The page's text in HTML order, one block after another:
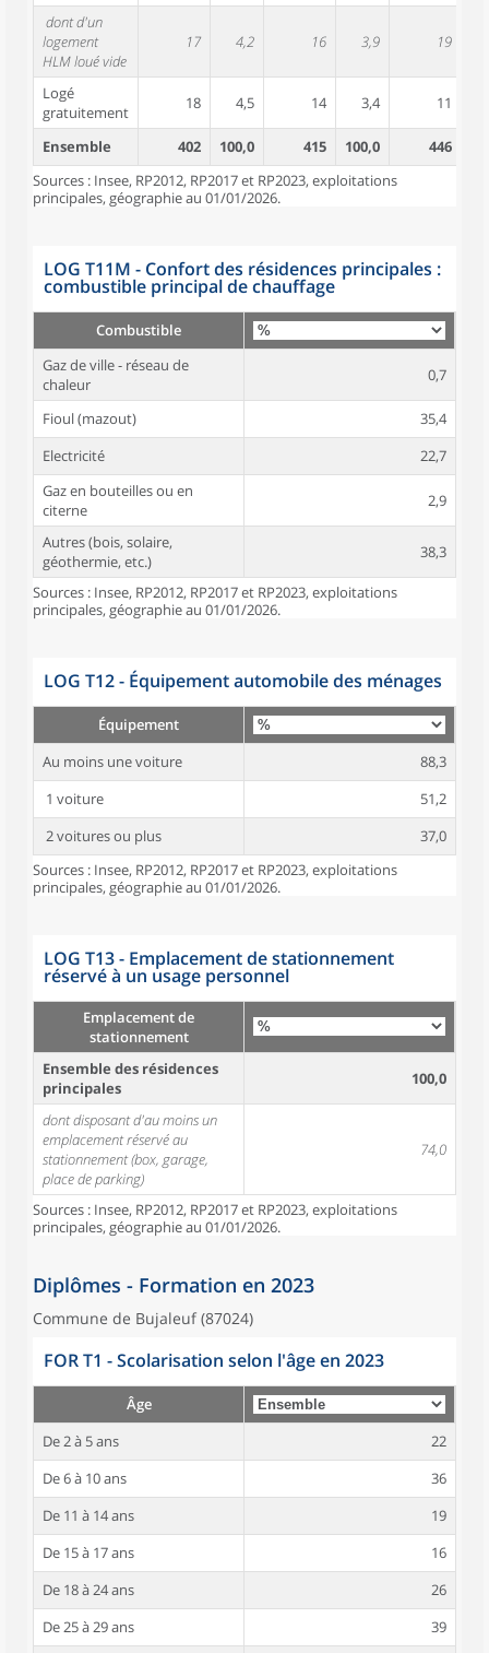
dont d'un
logement
HLM loué vide
17 4,2 16 3,9 19
Logé
gratuitement
18 4,5 14 3,4 11
Ensemble 402 100,0 415 100,0 446
Sources : Insee, RP2012, RP2017 et RP2023, exploitations
principales, géographie au 01/01/2026.
LOG T11M - Confort des résidences principales :
combustible principal de chauffage
Combustible
Gaz de ville - réseau de
chaleur
0,7
Fioul (mazout)
35,4
Electricité
22,7
Gaz en bouteilles ou en
citerne
2,9
Autres (bois, solaire,
géothermie, etc.)
38,3
Sources : Insee, RP2012, RP2017 et RP2023, exploitations
principales, géographie au 01/01/2026.
LOG T12 - Équipement automobile des ménages
Équipement
Au moins une voiture
88,3
1 voiture
51,2
2 voitures ou plus
37,0
Sources : Insee, RP2012, RP2017 et RP2023, exploitations
principales, géographie au 01/01/2026.
LOG T13 - Emplacement de stationnement
réservé à un usage personnel
Emplacement de
stationnement
Ensemble des résidences
principales
100,0
dont disposant d'au moins un
emplacement réservé au
stationnement (box, garage,
place de parking)
74,0
Sources : Insee, RP2012, RP2017 et RP2023, exploitations
principales, géographie au 01/01/2026.
Diplômes - Formation en 2023
Commune de Bujaleuf (87024)
FOR T1 - Scolarisation selon l'âge en 2023
Âge
De 2 à 5 ans
22
De 6 à 10 ans
36
De 11 à 14 ans
19
De 15 à 17 ans
16
De 18 à 24 ans
26
De 25 à 29 ans
39